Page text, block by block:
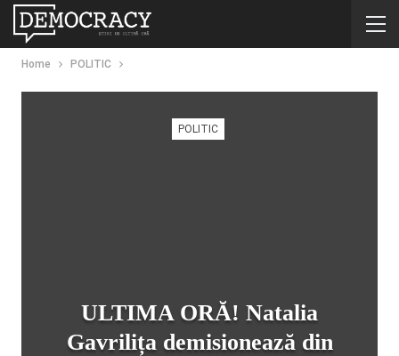
Home POLITIC
POLITIC
ULTIMA ORĂ! Natalia
Gavrilița demisionează din